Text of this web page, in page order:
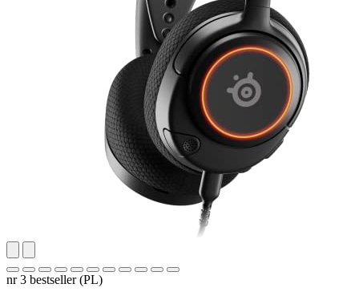
nr 3 bestseller (PL)